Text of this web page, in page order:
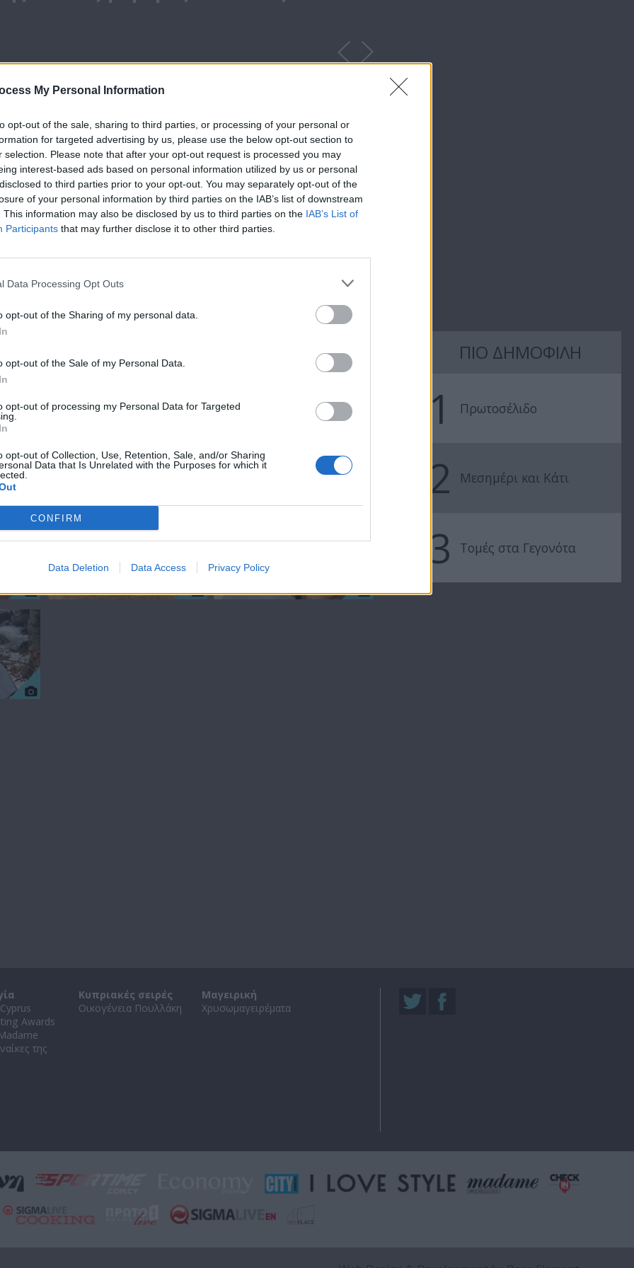
My Personal Information
opt-out of the sale, sharing to third parties, or processing of your personal or
for targeted advertising by us, please use the below opt-out section to
selection. Please note that after your opt-out request is processed you may
interest-based ads based on personal information utilized by us or personal
to third parties prior to your opt-out. You may separately opt-out of the
of your personal information by third parties on the IAB’s list of downstream
This information may also be disclosed by us to third parties on the IAB’s List of
Participants that may further disclose it to other third parties.
Data Processing Opt Outs
opt-out of the Sharing of my personal data.
opt-out of the Sale of my Personal Data.
opt-out of processing my Personal Data for Targeted
opt-out of Collection, Use, Retention, Sale, and/or Sharing
Data that Is Unrelated with the Purposes for which it
CONFIRM
Data Deletion Data Access Privacy Policy
Το μυστικό της
παλιάς γέφυρας
Β’ κύκλος επ.64
Το μυστικό της
παλιάς γέφυρας
Β’ κύκλος επ.63
σειράς...
ΠΙΟ ΔΗΜΟΦΙΛΗ
1 Πρωτοσέλιδο
2 Μεσημέρι και Κάτι
3 Τομές στα Γεγονότα
Awards
της
Κυπριακές σειρές
Οικογένεια Πουλλάκη
Μαγειρική
Χρυσωμαγειρέματα